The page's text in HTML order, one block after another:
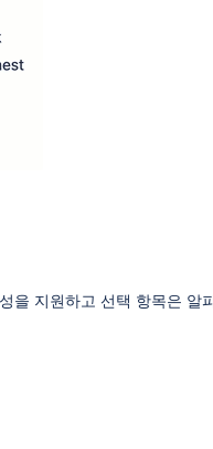
을 지원하고 선택 항목은 알